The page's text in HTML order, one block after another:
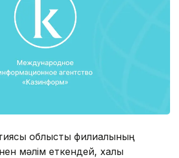
облыстық филиалының
мәлім еткендей, халық